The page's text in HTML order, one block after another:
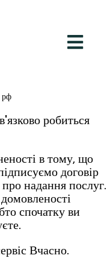
рф
робиться
в тому, що
договір
надання послуг.
спочатку ви
Вчасно.